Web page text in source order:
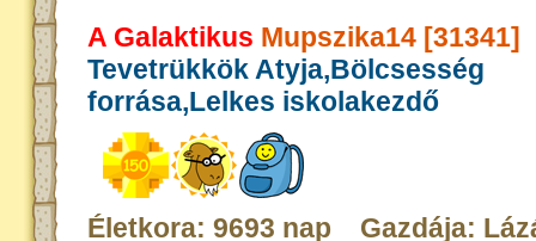
A Galaktikus Mupszika14 [31341]
Tevetrükkök Atyja,Bölcsesség
forrása,Lelkes iskolakezdő
Életkora: 9693 nap Gazdája: